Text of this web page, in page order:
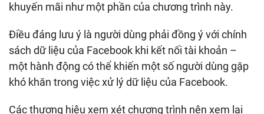
khuyến mãi như một phần của chương trình này.
Điều đáng lưu ý là người dùng phải đồng ý với chính
sách dữ liệu của Facebook khi kết nối tài khoản –
một hành động có thể khiến một số người dùng gặp
khó khăn trong việc xử lý dữ liệu của Facebook.
Các thương hiệu xem xét chương trình nên xem lại